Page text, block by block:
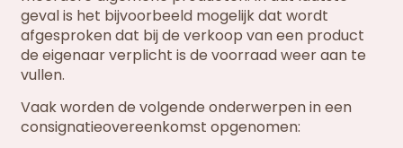
geval is het bijvoorbeeld mogelijk dat wordt
afgesproken dat bij de verkoop van een product
de eigenaar verplicht is de voorraad weer aan te
vullen.
Vaak worden de volgende onderwerpen in een
consignatieovereenkomst opgenomen: